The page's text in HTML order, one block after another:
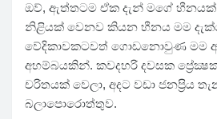
ඔව්, ඇත්තටම ඒක දැන් මගේ
නිළියක් වෙනව කියන හීනය මම
වේදිකාවකටවත් ගොඩනොවුණ මම
අහම්බයකින්. කවදහරි දවසක
චරිතයක් වෙලා, අදට වඩා ජනප්‍රිය
බලාපොරොත්තුව.